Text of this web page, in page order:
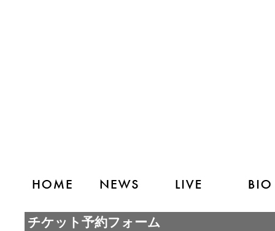
チケット予約フォーム